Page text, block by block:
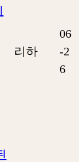
리하
06
-2
6